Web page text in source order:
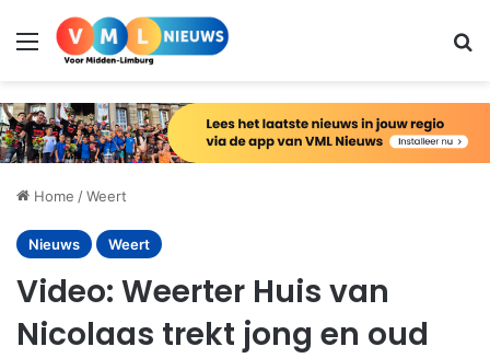
Menu
Home /Weert
Nieuws Weert
Video: Weerter Huis van
Nicolaas trekt jong en oud